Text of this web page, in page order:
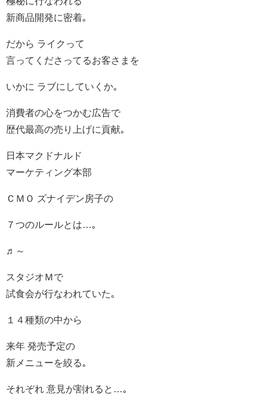
新商品開発に密着｡
だから ライクって
言ってくださってるお客さまを
いかに ラブにしていくか｡
消費者の心をつかむ広告で
歴代最高の売り上げに貢献｡
日本マクドナルド
マーケティング本部
ＣＭＯ ズナイデン房子の
７つのルールとは…｡
♬～
スタジオＭで
試食会が行なわれていた｡
１４種類の中から
来年 発売予定の
新メニューを絞る｡
それぞれ 意見が割れると…｡